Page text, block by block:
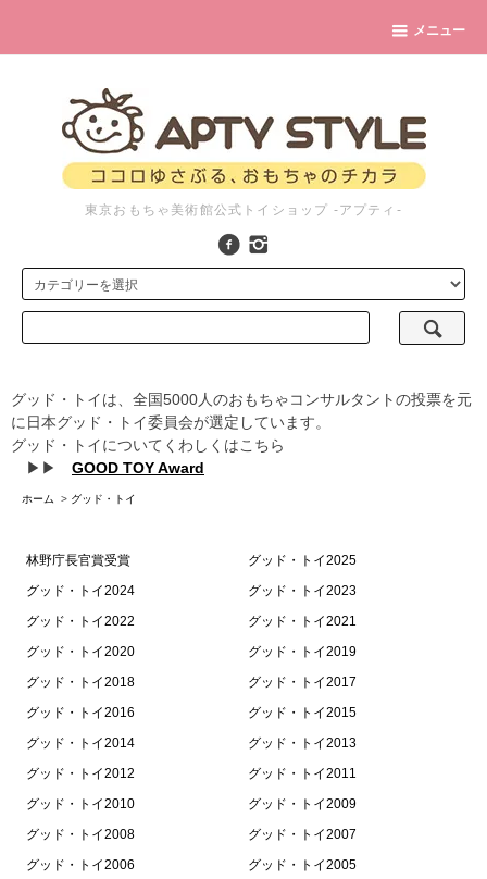
メニュー
東京おもちゃ美術館公式トイショップ -アプティ-
グッド・トイは、全国5000人のおもちゃコンサルタントの投票を元
に日本グッド・トイ委員会が選定しています。
グッド・トイについてくわしくはこちら
▶▶ GOOD TOY Award
ホーム > グッド・トイ
林野庁長官賞受賞
グッド・トイ2025
グッド・トイ2024
グッド・トイ2023
グッド・トイ2022
グッド・トイ2021
グッド・トイ2020
グッド・トイ2019
グッド・トイ2018
グッド・トイ2017
グッド・トイ2016
グッド・トイ2015
グッド・トイ2014
グッド・トイ2013
グッド・トイ2012
グッド・トイ2011
グッド・トイ2010
グッド・トイ2009
グッド・トイ2008
グッド・トイ2007
グッド・トイ2006
グッド・トイ2005